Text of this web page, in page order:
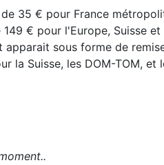
35 € pour France
€ pour l'Europe, Suisse et
sous forme de
la Suisse, les DOM-TOM, et